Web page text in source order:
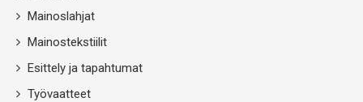
Mainoslahjat
Mainostekstiilit
Esittely ja tapahtumat
Työvaatteet